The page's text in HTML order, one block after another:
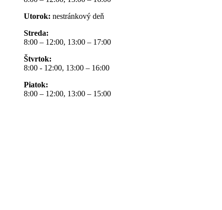
Utorok: nestránkový deň
Streda:
8:00 – 12:00, 13:00 – 17:00
Štvrtok:
8:00 - 12:00, 13:00 – 16:00
Piatok:
8:00 – 12:00, 13:00 – 15:00